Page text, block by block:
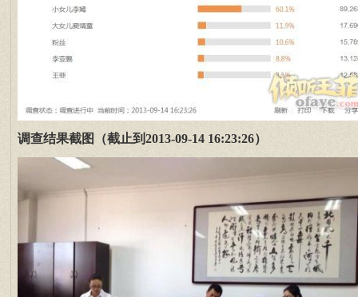
调查结果截图（截止到2013-09-14 16:23:26）